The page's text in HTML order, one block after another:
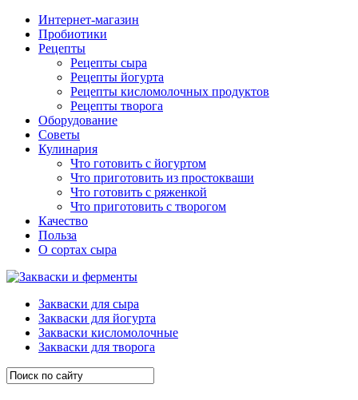
Интернет-магазин
Пробиотики
Рецепты
Рецепты сыра
Рецепты йогурта
Рецепты кисломолочных продуктов
Рецепты творога
Оборудование
Советы
Кулинария
Что готовить с йогуртом
Что приготовить из простокваши
Что готовить с ряженкой
Что приготовить с творогом
Качество
Польза
О сортах сыра
Закваски для сыра
Закваски для йогурта
Закваски кисломолочные
Закваски для творога